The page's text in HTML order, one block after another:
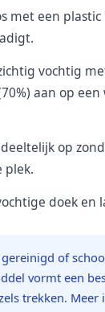
met een
vochtig
aan op
op
plek.
doek en
of
vormt een
trekken.